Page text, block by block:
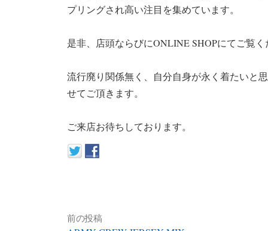
プリングされ高い注目を集めています。
是非、店頭ならびにONLINE SHOPにてご覧く
流行廃り関係無く、自分自身が永く着たいと
せてご頂きます。
ご来店お待ちしております。
前の投稿